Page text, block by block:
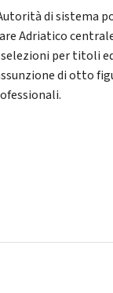
di sistema
Adriatico
per titoli
di otto